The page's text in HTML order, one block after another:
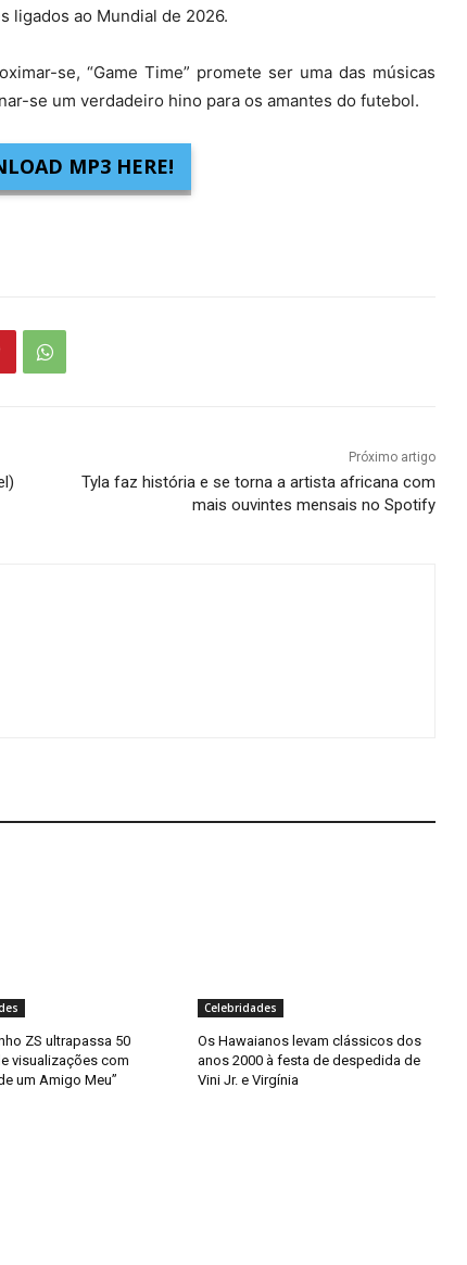
ligados ao Mundial de 2026.
se, “Game Time” promete ser uma das músicas
se um verdadeiro hino para os amantes do futebol.
MP3 HERE!
Próximo artigo
Tyla faz história e se torna a artista africana com
mais ouvintes mensais no Spotify
ZS ultrapassa 50
visualizações com
um Amigo Meu”
Celebridades
Os Hawaianos levam clássicos dos
anos 2000 à festa de despedida de
Vini Jr. e Virgínia